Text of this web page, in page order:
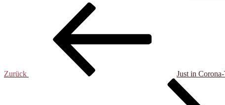
Beitragsnavigation
Zurück
Just in